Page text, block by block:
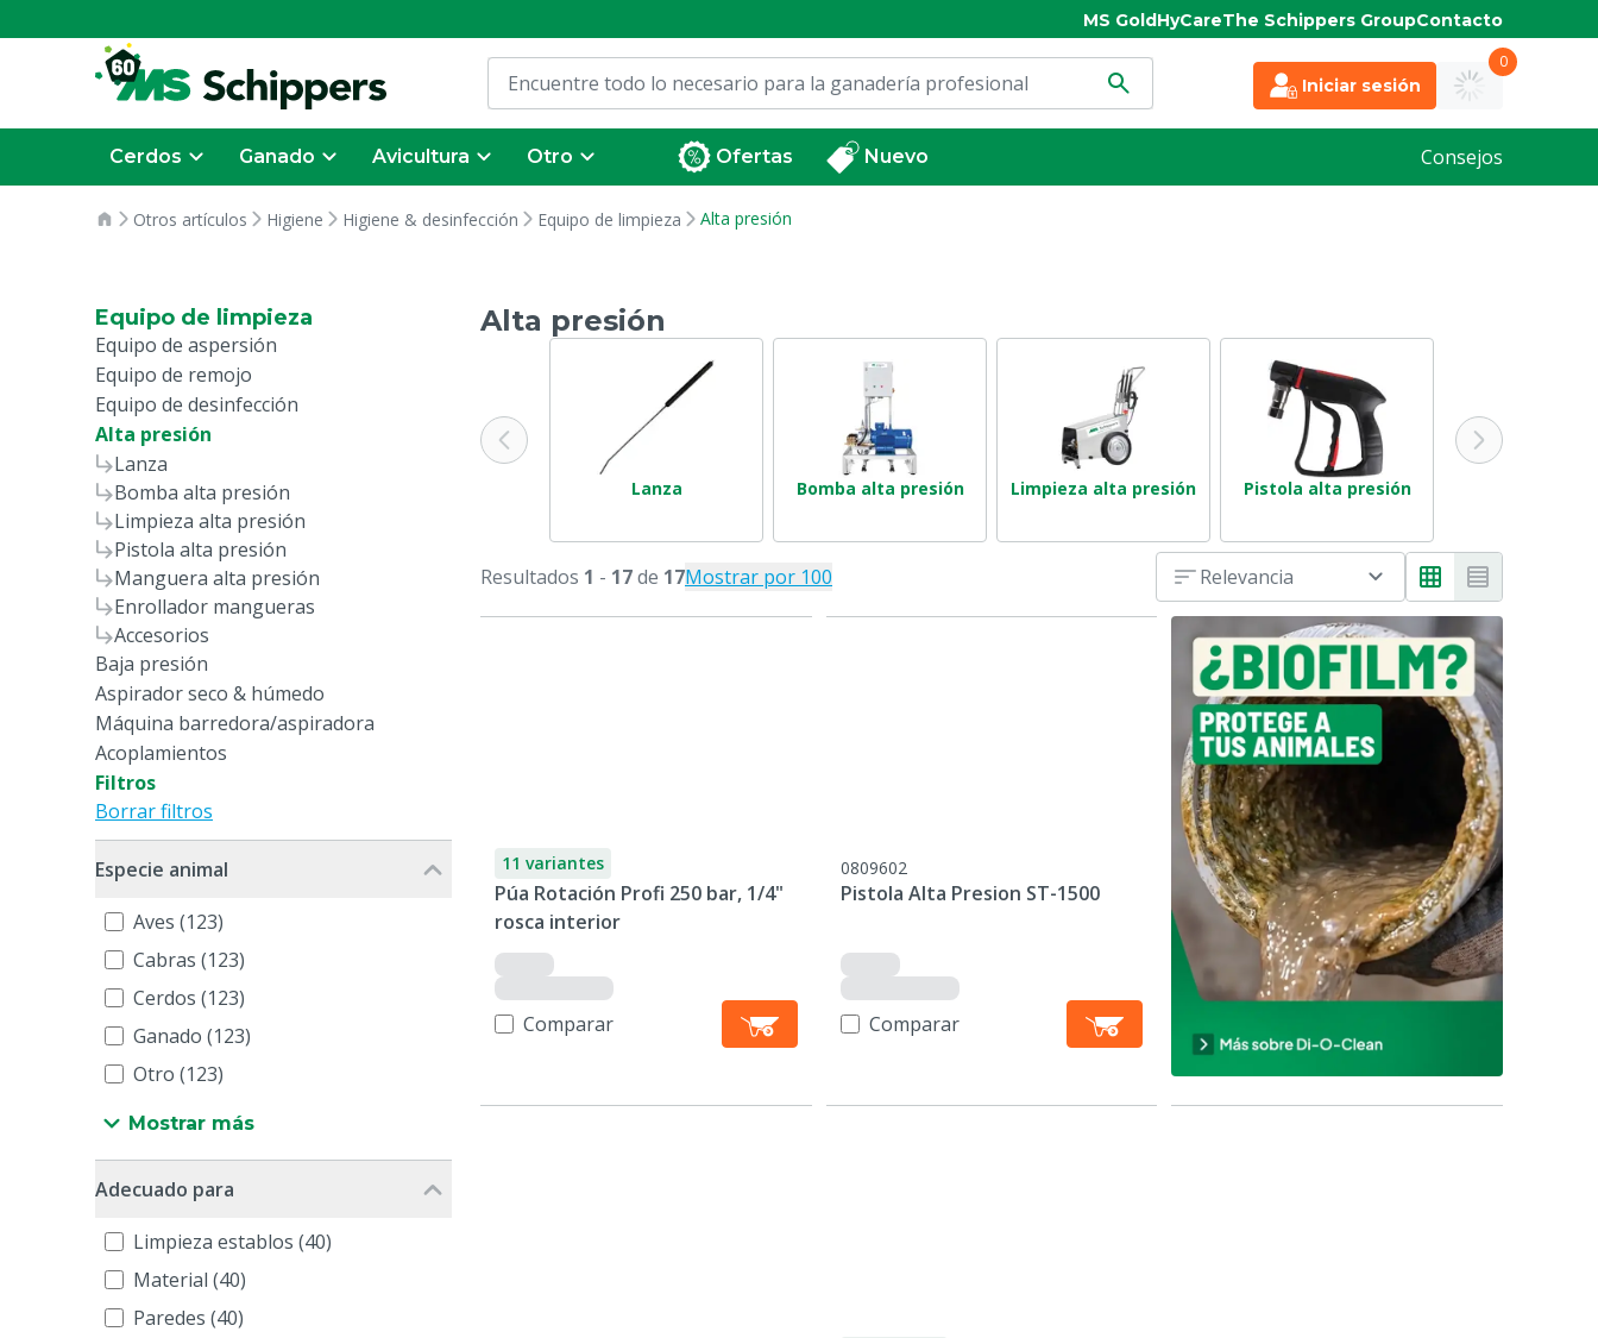
MS GoldHyCareThe Schippers GroupContacto
Iniciar sesión
0
Cerdos Ganado Avicultura Otro Ofertas Nuevo Consejos
Otros artículos Higiene Higiene & desinfección Equipo de limpieza Alta presión
Equipo de limpieza
Equipo de aspersión
Equipo de remojo
Equipo de desinfección
Alta presión
Lanza
Bomba alta presión
Limpieza alta presión
Pistola alta presión
Manguera alta presión
Enrollador mangueras
Accesorios
Baja presión
Aspirador seco & húmedo
Máquina barredora/aspiradora
Acoplamientos
Filtros
Borrar filtros
Especie animal
Aves (123)
Cabras (123)
Cerdos (123)
Ganado (123)
Otro (123)
Mostrar más
Adecuado para
Limpieza establos (40)
Material (40)
Paredes (40)
Alta presión
Lanza Bomba alta presión Limpieza alta presión Pistola alta presión
Resultados 1 - 17de 17Mostrar por 100 Relevancia
11 variantes
Púa Rotación Profi 250 bar, 1/4"
rosca interior
Comparar
0809602
Pistola Alta Presion ST-1500
Comparar